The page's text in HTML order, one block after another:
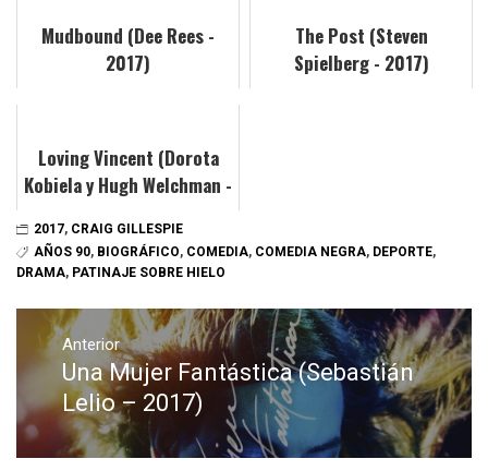
Mudbound (Dee Rees -
2017)
The Post (Steven
Spielberg - 2017)
Loving Vincent (Dorota
Kobiela y Hugh Welchman -
2017, CRAIG GILLESPIE
AÑOS 90, BIOGRÁFICO, COMEDIA, COMEDIA NEGRA, DEPORTE,
DRAMA, PATINAJE SOBRE HIELO
Navegación
de
entradas
Anterior
Entrada
anterior:
Una Mujer Fantástica (Sebastián
Lelio – 2017)